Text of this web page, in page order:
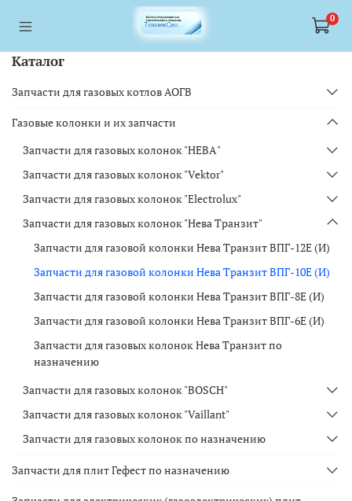
0
Каталог
Запчасти для газовых котлов АОГВ
Газовые колонки и их запчасти
Запчасти для газовых колонок "НЕВА"
Запчасти для газовых колонок "Vektor"
Запчасти для газовых колонок "Electrolux"
Запчасти для газовых колонок "Нева Транзит"
Запчасти для газовой колонки Нева Транзит ВПГ-12Е (И)
Запчасти для газовой колонки Нева Транзит ВПГ-10Е (И)
Запчасти для газовой колонки Нева Транзит ВПГ-8Е (И)
Запчасти для газовой колонки Нева Транзит ВПГ-6Е (И)
Запчасти для газовых колонок Нева Транзит по
назначению
Запчасти для газовых колонок "BOSCH"
Запчасти для газовых колонок "Vaillant"
Запчасти для газовых колонок по назначению
Запчасти для плит Гефест по назначению
<a href="https://webmaster.yandex.ru/siteinfo/?site=https://
<a href="https://webmaster.yandex.ru/siteinfo/?site=https://